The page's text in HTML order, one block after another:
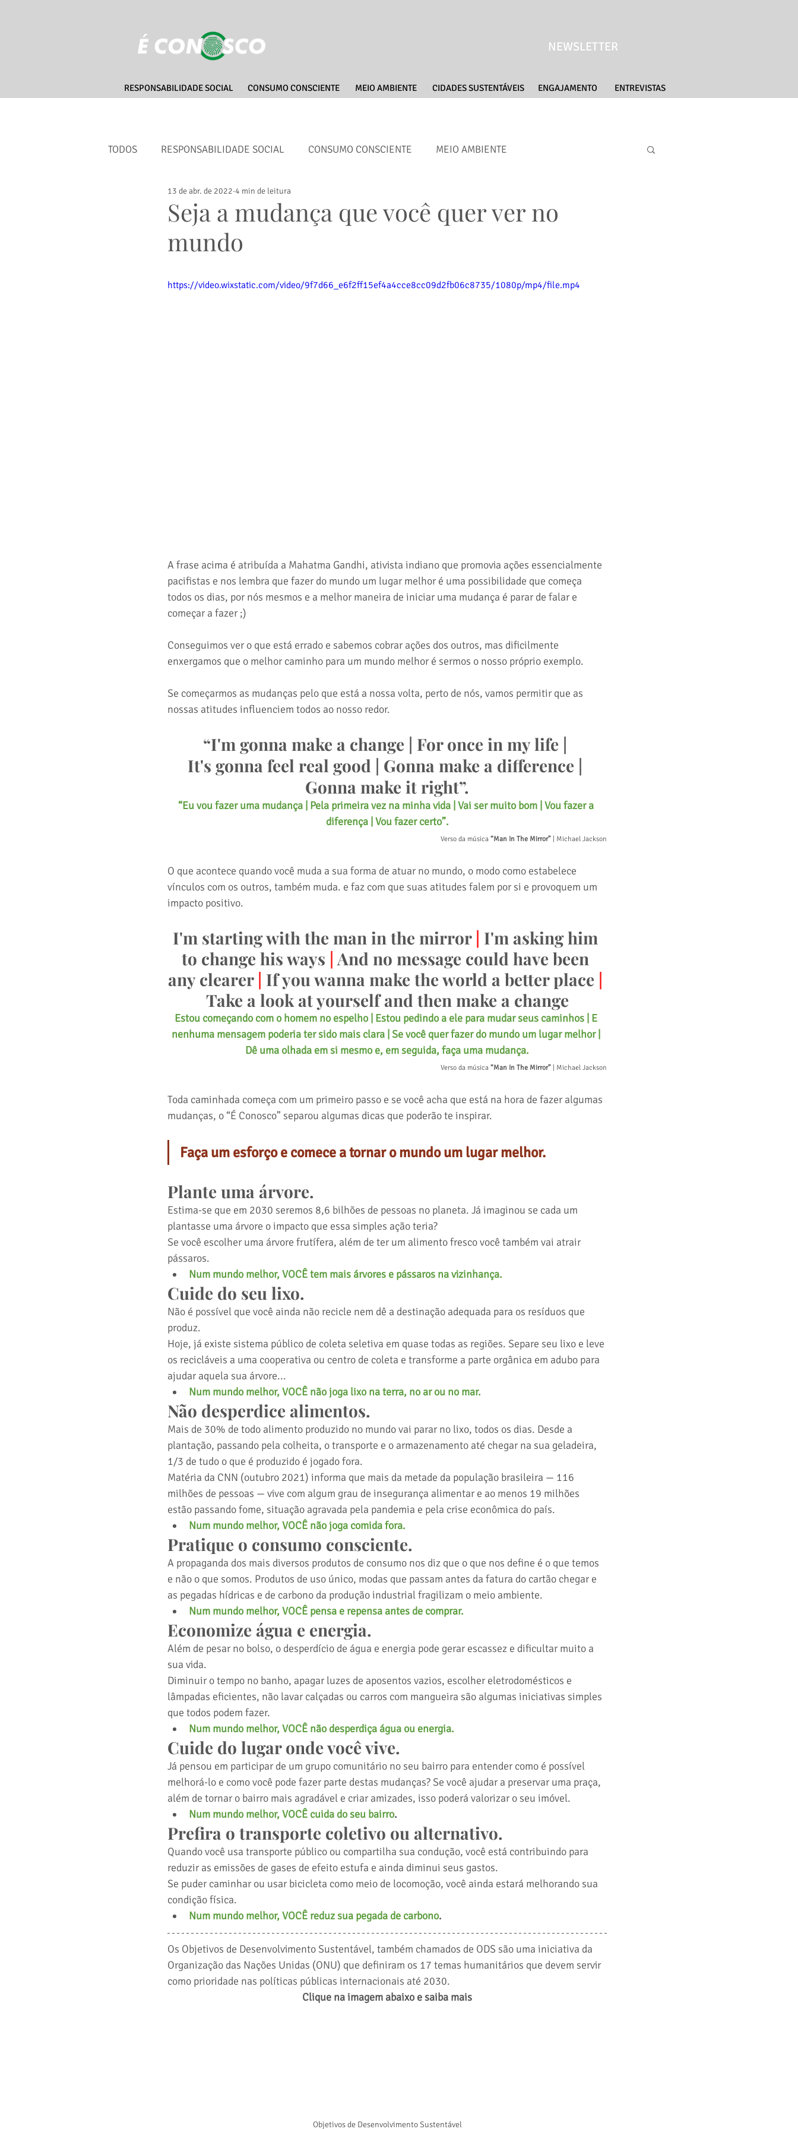
NEWSLETTER
RESPONSABILIDADE SOCIAL CONSUMO CONSCIENTE MEIO AMBIENTE CIDADES SUSTENTÁVEIS ENGAJAMENTO ENTREVISTAS
TODOS RESPONSABILIDADE SOCIAL CONSUMO CONSCIENTE MEIO AMBIENTE
CIDADES SUSTENTÁVEIS ENGAJAMENTO
Seja a mudança que você quer ver no
mundo
13 de abr. de 2022 4 min de leitura
https://video.wixstatic.com/video/9f7d66_e6f2ff15ef4a4cce8cc09d2fb06c8735/1080p/mp4/file.mp4
A frase acima é atribuída a Mahatma Gandhi, ativista indiano que promovia ações essencialmente
pacifistas e nos lembra que fazer do mundo um lugar melhor é uma possibilidade que começa
todos os dias, por nós mesmos e a melhor maneira de iniciar uma mudança é parar de falar e
começar a fazer ;)
Conseguimos ver o que está errado e sabemos cobrar ações dos outros, mas dificilmente
enxergamos que o melhor caminho para um mundo melhor é sermos o nosso próprio exemplo.
Se começarmos as mudanças pelo que está a nossa volta, perto de nós, vamos permitir que as
nossas atitudes influenciem todos ao nosso redor.
“I'm gonna make a change | For once in my life |
It's gonna feel real good | Gonna make a difference |
Gonna make it right”.
“Eu vou fazer uma mudança | Pela primeira vez na minha vida | Vai ser muito bom | Vou fazer a
diferença | Vou fazer certo”.
Verso da música “Man In The Mirror” | Michael Jackson
O que acontece quando você muda a sua forma de atuar no mundo, o modo como estabelece
vínculos com os outros, também muda. e faz com que suas atitudes falem por si e provoquem um
impacto positivo.
I'm starting with the man in the mirror | I'm asking him
to change his ways | And no message could have been
any clearer | If you wanna make the world a better place |
Take a look at yourself and then make a change
Estou começando com o homem no espelho | Estou pedindo a ele para mudar seus caminhos | E
nenhuma mensagem poderia ter sido mais clara | Se você quer fazer do mundo um lugar melhor |
Dê uma olhada em si mesmo e, em seguida, faça uma mudança.
Verso da música “Man In The Mirror” | Michael Jackson
Toda caminhada começa com um primeiro passo e se você acha que está na hora de fazer algumas
mudanças, o “É Conosco” separou algumas dicas que poderão te inspirar.
Faça um esforço e comece a tornar o mundo um lugar melhor.
Plante uma árvore.
Estima-se que em 2030 seremos 8,6 bilhões de pessoas no planeta. Já imaginou se cada um
plantasse uma árvore o impacto que essa simples ação teria?
Se você escolher uma árvore frutífera, além de ter um alimento fresco você também vai atrair
pássaros.
Num mundo melhor, VOCÊ tem mais árvores e pássaros na vizinhança.
Cuide do seu lixo.
Não é possível que você ainda não recicle nem dê a destinação adequada para os resíduos que
produz.
Hoje, já existe sistema público de coleta seletiva em quase todas as regiões. Separe seu lixo e leve
os recicláveis a uma cooperativa ou centro de coleta e transforme a parte orgânica em adubo para
ajudar aquela sua árvore...
Num mundo melhor, VOCÊ não joga lixo na terra, no ar ou no mar.
Não desperdice alimentos.
Mais de 30% de todo alimento produzido no mundo vai parar no lixo, todos os dias. Desde a
plantação, passando pela colheita, o transporte e o armazenamento até chegar na sua geladeira,
1/3 de tudo o que é produzido é jogado fora.
Matéria da CNN (outubro 2021) informa que mais da metade da população brasileira — 116
milhões de pessoas — vive com algum grau de insegurança alimentar e ao menos 19 milhões
estão passando fome, situação agravada pela pandemia e pela crise econômica do país.
Num mundo melhor, VOCÊ não joga comida fora.
Pratique o consumo consciente.
A propaganda dos mais diversos produtos de consumo nos diz que o que nos define é o que temos
e não o que somos. Produtos de uso único, modas que passam antes da fatura do cartão chegar e
as pegadas hídricas e de carbono da produção industrial fragilizam o meio ambiente.
Num mundo melhor, VOCÊ pensa e repensa antes de comprar.
Economize água e energia.
Além de pesar no bolso, o desperdício de água e energia pode gerar escassez e dificultar muito a
sua vida.
Diminuir o tempo no banho, apagar luzes de aposentos vazios, escolher eletrodomésticos e
lâmpadas eficientes, não lavar calçadas ou carros com mangueira são algumas iniciativas simples
que todos podem fazer.
Num mundo melhor, VOCÊ não desperdiça água ou energia.
Cuide do lugar onde você vive.
Já pensou em participar de um grupo comunitário no seu bairro para entender como é possível
melhorá-lo e como você pode fazer parte destas mudanças? Se você ajudar a preservar uma praça,
além de tornar o bairro mais agradável e criar amizades, isso poderá valorizar o seu imóvel.
Num mundo melhor, VOCÊ cuida do seu bairro.
Prefira o transporte coletivo ou alternativo.
Quando você usa transporte público ou compartilha sua condução, você está contribuindo para
reduzir as emissões de gases de efeito estufa e ainda diminui seus gastos.
Se puder caminhar ou usar bicicleta como meio de locomoção, você ainda estará melhorando sua
condição física.
Num mundo melhor, VOCÊ reduz sua pegada de carbono.
Os Objetivos de Desenvolvimento Sustentável, também chamados de ODS são uma iniciativa da
Organização das Nações Unidas (ONU) que definiram os 17 temas humanitários que devem servir
como prioridade nas políticas públicas internacionais até 2030.
Clique na imagem abaixo e saiba mais
Objetivos de Desenvolvimento Sustentável